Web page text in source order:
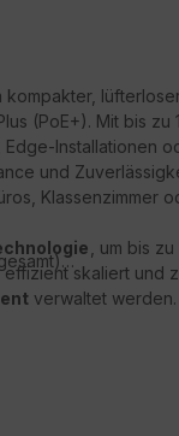
oder IP-Kamera-
kompakter,
(PoE+). Mit bis zu
Installationen
und
Klassenzimmer
, um bis
skaliert und
verwaltet
sichere und
Platz und niedrige